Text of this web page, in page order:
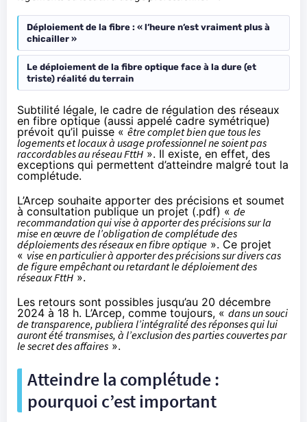
Déploiement de la fibre : « l’heure n’est vraiment plus à
chicailler »
Le déploiement de la fibre optique face à la dure (et
triste) réalité du terrain
Subtilité légale, le cadre de régulation des réseaux
en fibre optique (aussi appelé cadre symétrique)
prévoit qu’il puisse « être complet bien que tous les
logements et locaux à usage professionnel ne soient pas
raccordables au réseau FttH ». Il existe, en effet, des
exceptions qui permettent d’atteindre malgré tout la
complétude.
L’Arcep souhaite apporter des précisions et soumet
à consultation publique un projet (.pdf) « de
recommandation qui vise à apporter des précisions sur la
mise en œuvre de l’obligation de complétude des
déploiements des réseaux en fibre optique ». Ce projet
« vise en particulier à apporter des précisions sur divers cas
de figure empêchant ou retardant le déploiement des
réseaux FttH ».
Les retours sont possibles jusqu’au 20 décembre
2024 à 18 h. L’Arcep, comme toujours, « dans un souci
de transparence, publiera l’intégralité des réponses qui lui
auront été transmises, à l’exclusion des parties couvertes par
le secret des affaires ».
Atteindre la complétude :
pourquoi c’est important